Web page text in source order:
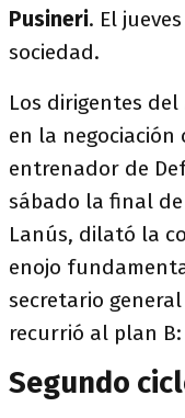
Pusineri. El
sociedad.
Los dirigentes del
en la negociación
entrenador de
sábado la final
Lanús, dilató la
enojo
secretario
recurrió al plan B:
Segundo